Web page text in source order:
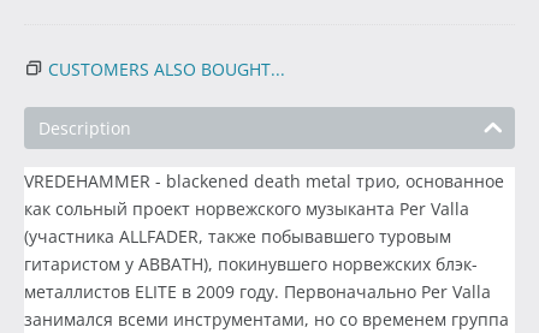
CUSTOMERS ALSO BOUGHT...
Description
VREDEHAMMER - blackened death metal трио, основанное
как сольный проект норвежского музыканта Per Valla
(участника ALLFADER, также побывавшего туровым
гитаристом у ABBATH), покинувшего норвежских блэк-
металлистов ELITE в 2009 году. Первоначально Per Valla
занимался всеми инструментами, но со временем группа